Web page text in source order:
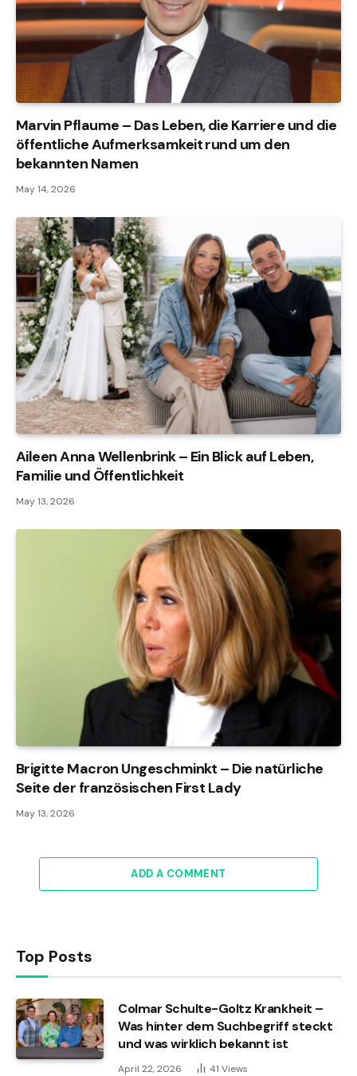
Marvin Pflaume – Das Leben, die Karriere und die
öffentliche Aufmerksamkeit rund um den
bekannten Namen
May 14, 2026
Aileen Anna Wellenbrink – Ein Blick auf Leben,
Familie und Öffentlichkeit
May 13, 2026
Brigitte Macron Ungeschminkt – Die natürliche
Seite der französischen First Lady
May 13, 2026
ADD A COMMENT
Top Posts
Colmar Schulte-Goltz Krankheit –
Was hinter dem Suchbegriff steckt
und was wirklich bekannt ist
April 22, 2026 41 Views